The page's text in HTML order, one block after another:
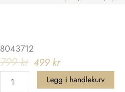
8043712
799kr 499 kr
Legg i handlekurv